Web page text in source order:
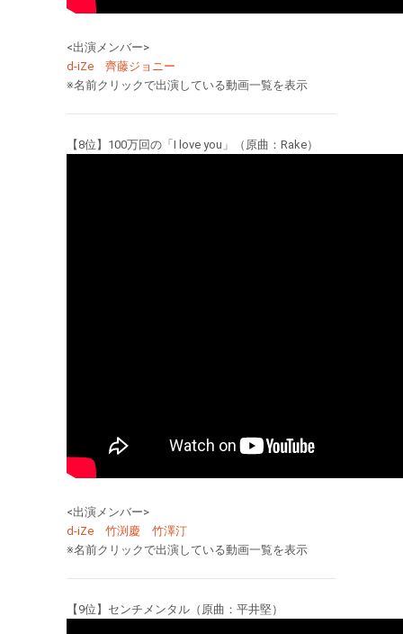
<出演メンバー>
d-iZe
齊藤ジョニー
※名前クリックで出演している動画一覧を表示
【8位】100万回の「I love you」（原曲：Rake）
<出演メンバー>
d-iZe
竹渕慶
竹澤汀
※名前クリックで出演している動画一覧を表示
【9位】センチメンタル（原曲：平井堅）